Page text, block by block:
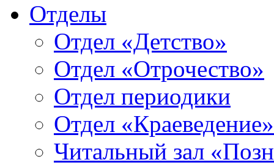
Отделы
Отдел «Детство»
Отдел «Отрочество»
Отдел периодики
Отдел «Краеведение»
Читальный зал